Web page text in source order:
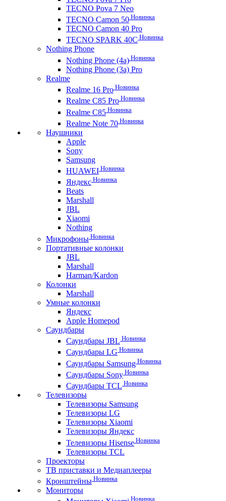
TECNO Pova 7 Neo
TECNO Camon 50 Новинка
TECNO Camon 40 Pro
TECNO SPARK 40C Новинка
Nothing Phone
Nothing Phone (4a) Новинка
Nothing Phone (3a) Pro
Realme
Realme 16 Pro Новинка
Realme C85 Pro Новинка
Realme C85 Новинка
Realme Note 70 Новинка
Наушники
Apple
Sony
Samsung
HUAWEI Новинка
Яндекс Новинка
Beats
Marshall
JBL
Xiaomi
Nothing
Микрофоны Новинка
Портативные колонки
JBL
Marshall
Harman/Kardon
Колонки
Marshall
Умные колонки
Яндекс
Apple Homepod
Саундбары
Саундбары JBL Новинка
Саундбары LG Новинка
Саундбары Samsung Новинка
Саундбары Sony Новинка
Саундбары TCL Новинка
Телевизоры
Телевизоры Samsung
Телевизоры LG
Телевизоры Xiaomi
Телевизоры Яндекс
Телевизоры Hisense Новинка
Телевизоры TCL
Проекторы
ТВ приставки и Медиаплееры
Кронштейны Новинка
Мониторы
Новинка